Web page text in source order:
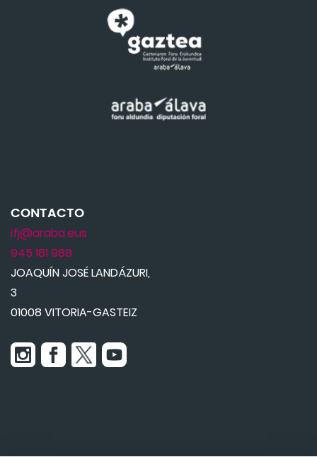
CONTACTO
ifj@araba.eus
945 181 988
JOAQUÍN JOSÉ LANDÁZURI,
3
01008 VITORIA-GASTEIZ